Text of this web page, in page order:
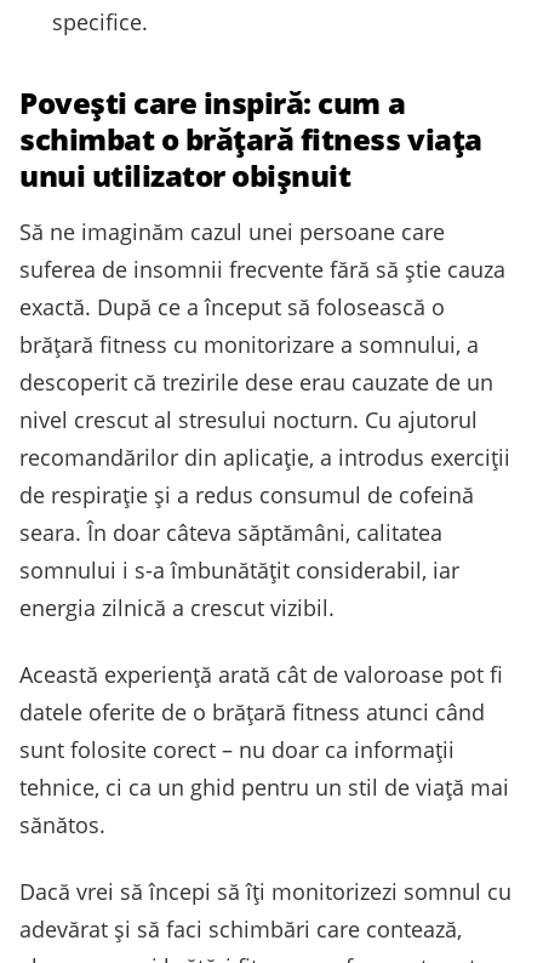
specifice.
Povești care inspiră: cum a
schimbat o brățară fitness viața
unui utilizator obișnuit
Să ne imaginăm cazul unei persoane care
suferea de insomnii frecvente fără să știe cauza
exactă. După ce a început să folosească o
brățară fitness cu monitorizare a somnului, a
descoperit că trezirile dese erau cauzate de un
nivel crescut al stresului nocturn. Cu ajutorul
recomandărilor din aplicație, a introdus exerciții
de respirație și a redus consumul de cofeină
seara. În doar câteva săptămâni, calitatea
somnului i s-a îmbunătățit considerabil, iar
energia zilnică a crescut vizibil.
Această experiență arată cât de valoroase pot fi
datele oferite de o brățară fitness atunci când
sunt folosite corect – nu doar ca informații
tehnice, ci ca un ghid pentru un stil de viață mai
sănătos.
Dacă vrei să începi să îți monitorizezi somnul cu
adevărat și să faci schimbări care contează,